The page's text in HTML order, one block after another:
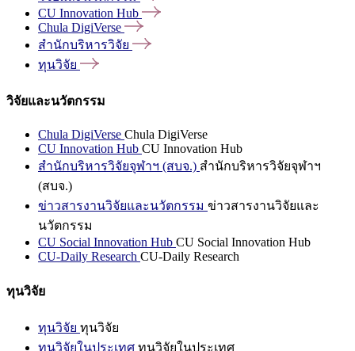
CU Innovation Hub
Chula DigiVerse
สำนักบริหารวิจัย
ทุนวิจัย
วิจัยและนวัตกรรม
Chula DigiVerse Chula DigiVerse
CU Innovation Hub CU Innovation Hub
สำนักบริหารวิจัยจุฬาฯ (สบจ.) สำนักบริหารวิจัยจุฬาฯ
(สบจ.)
ข่าวสารงานวิจัยและนวัตกรรม ข่าวสารงานวิจัยและ
นวัตกรรม
CU Social Innovation Hub CU Social Innovation Hub
CU-Daily Research CU-Daily Research
ทุนวิจัย
ทุนวิจัย ทุนวิจัย
ทุนวิจัยในประเทศ ทุนวิจัยในประเทศ